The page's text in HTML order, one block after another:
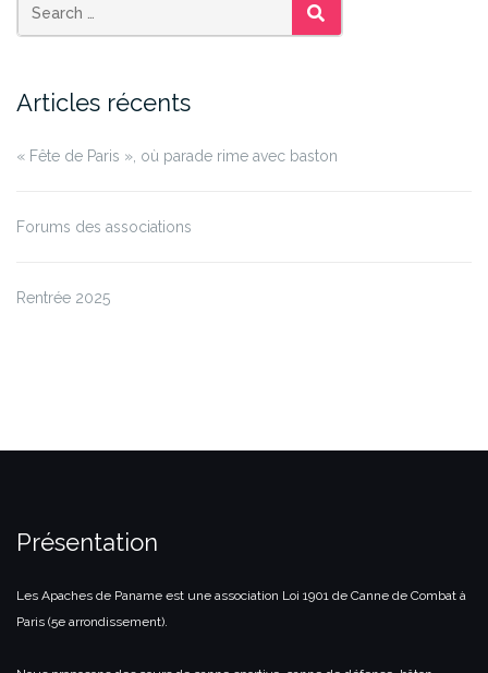
SEARCH
Articles récents
« Fête de Paris », où parade rime avec baston
Forums des associations
Rentrée 2025
Présentation
Les Apaches de Paname est une association Loi 1901 de Canne de Combat à
Paris (5e arrondissement).